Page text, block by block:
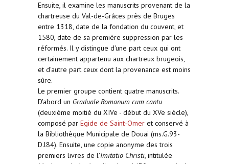
Ensuite, il examine les manuscrits provenant de la
chartreuse du Val-de-Grâces près de Bruges
entre 1318, date de la fondation du couvent, et
1580, date de sa première suppression par les
réformés. Il y distingue d'une part ceux qui ont
certainement appartenu aux chartreux brugeois,
et d'autre part ceux dont la provenance est moins
sûre.
Le premier groupe contient quatre manuscrits.
D'abord un Graduale Romanum cum cantu
(deuxième moitié du XIVe - début du XVe siècle),
composé par Egide de Saint-Omer et conservé à
la Bibliothèque Municipale de Douai (ms.G.93-
D.l84). Ensuite, une copie anonyme des trois
premiers livres de l'Imitatio Christi, intitulée